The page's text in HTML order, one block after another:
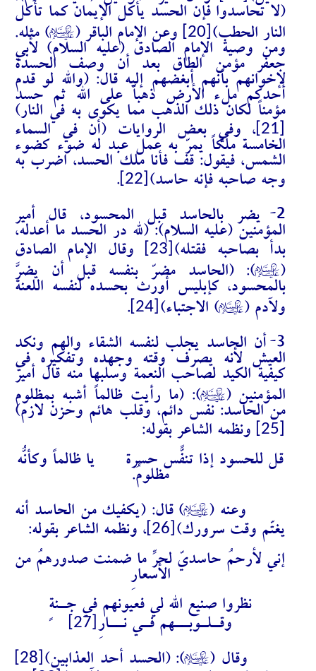
(لا تحاسدوا فإن الحسد يأكل الإيمان كما تأكل
النار الحطب)
وعن الإمام الباقر (A) مثله.
ومن وصية الإمام الصادق (عليه السلام) لأبي
جعفر مؤمن الطاق بعد أن وصف الحسدة
لإخوانهم بأنهم أبغضهم إليه قال: (والله لو قدم
أحدكم ملء الأرض ذهباً على الله ثم حسد
مؤمناً لكان ذلك الذهب مما يكوى به في النار)
، وفي بعض الروايات (أن في السماء
الخامسة ملَكاً يمرّ به عمل عبد له ضوء كضوء
الشمس، فيقول: قف فأنا ملك الحسد، اضرب به
وجه صاحبه فإنه حاسد)
.
2-
يضر بالحاسد قبل المحسود، قال أمير
المؤمنين (عليه السلام): (لله در الحسد ما أعدله،
بدأ بصاحبه فقتله)
وقال الإمام الصادق
(
A): (الحاسد مضرّ بنفسه قبل أن يضرَّ
بالمحسود، كإبليس أورث بحسده لنفسه اللعنة
ولآدم (A) الاجتباء) .
3-
أن الحاسد يجلب لنفسه الشقاء والهم ونكد
العيش لأنه يصرف وقته وجهده وتفكيره في
كيفية الكيد لصاحب النعمة وسلبها منه قال أمير
المؤمنين (A): (ما رأيت ظالماً أشبه بمظلوم
من الحاسد: نفس دائم، وقلب هائم وحزن لازم)
ونظمه الشاعر بقوله:
قل للحسود إذا تنفّس حسرةً يا ظالماً وكأنّهُ
مظلومُ.
وعنه(
A) قال: (يكفيك من الحاسد أنه
يغتّم وقت سرورك)
، ونظمه الشاعر بقوله:
إني لأرحمُ حاسديّ لحرِّ ما ضمنت صدورهمُ من
الأسعارِ
نظروا صنيع الله لي فعيونهم في جـنةٍ
وقـلـوبــهم فـي نــارِ
وقال (A): (الحسد أحد العذابين)